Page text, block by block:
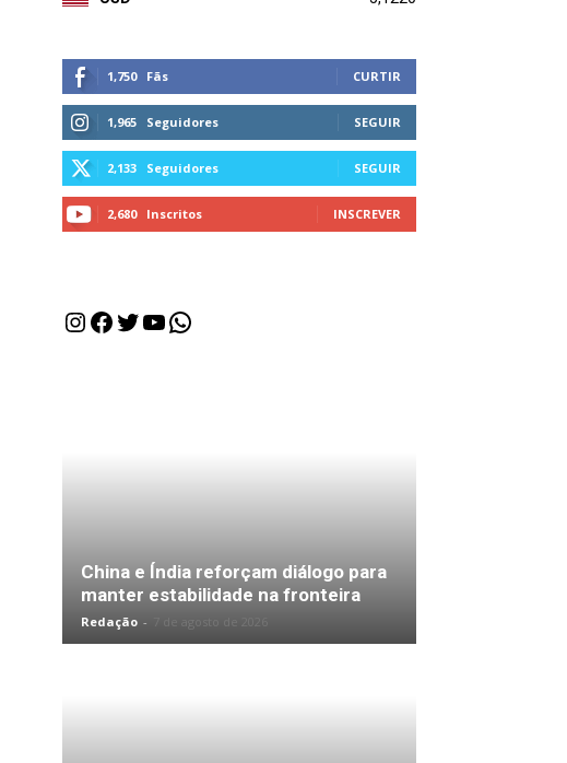
1,750 Fãs CURTIR
1,965 Seguidores SEGUIR
2,133 Seguidores SEGUIR
2,680 Inscritos INSCREVER
Instagram
Facebook
Twitter
Youtube
WhatsApp
China e Índia reforçam diálogo para
manter estabilidade na fronteira
Redação - 7 de agosto de 2026